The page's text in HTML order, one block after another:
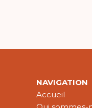
NAVIGATION
Accueil